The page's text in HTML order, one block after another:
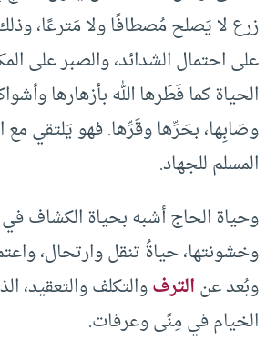
زرع لا يَصلح مُصطافًا ولا مَترعًا،
على احتمال الشدائد، والصبر على
الحياة كما فَطَرها الله بأزهارها
وصَابِها، بحَرِّها وقَرِّها. فهو يَلتقي
المسلم للجهاد.
وحياة الحاج أشبه بحياة الكشاف
وخشونتها، حياةُ تنقل وارتحال،
وبُعد عنالترفوالتكلف والتعقيد،
الخيام في مِنًى وعرفات.